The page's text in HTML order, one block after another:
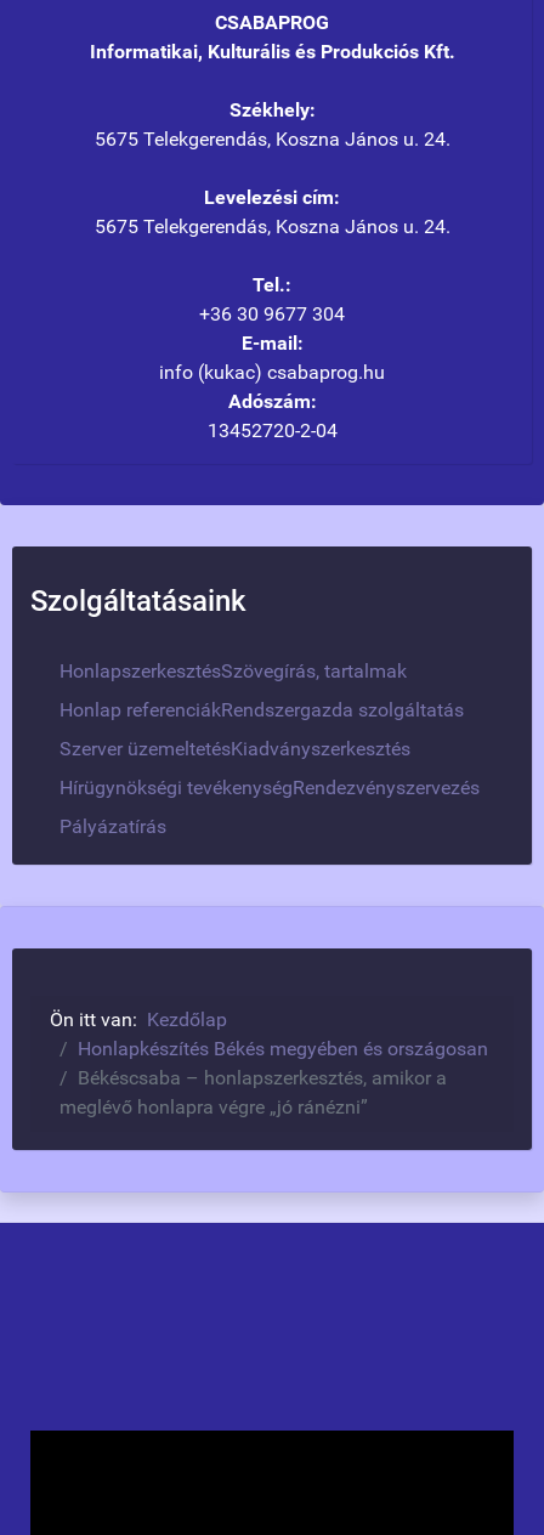
CSABAPROG
Informatikai, Kulturális és Produkciós Kft.
Székhely:
5675 Telekgerendás, Koszna János u. 24.
Levelezési cím:
5675 Telekgerendás, Koszna János u. 24.
Tel.:
+36 30 9677 304
E-mail:
info (kukac) csabaprog.hu
Adószám:
13452720-2-04
Szolgáltatásaink
HonlapszerkesztésSzövegírás, tartalmak
Honlap referenciákRendszergazda szolgáltatás
Szerver üzemeltetésKiadványszerkesztés
Hírügynökségi tevékenységRendezvényszervezés
Pályázatírás
Ön itt van: Kezdőlap
Honlapkészítés Békés megyében és országosan
Békéscsaba – honlapszerkesztés, amikor a
meglévő honlapra végre „jó ránézni”